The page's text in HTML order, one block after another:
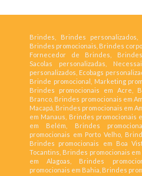
Brindes, Brindes
Brindes promocionais, Brindes
Fornecedor de Brindes, Brindes
Sacolas personalizadas,
personalizados, Ecobags
Brinde promocional, Marketing
Brindes promocionais em Acre,
Branco, Brindes promocionais em
Macapá, Brindes promocionais em
em Manaus, Brindes promocionais
em Belém, Brindes
promocionais em Porto Velho,
Brindes promocionais em Boa
Tocantins, Brindes promocionais
em Alagoas, Brindes
promocionais em Bahia, Brindes